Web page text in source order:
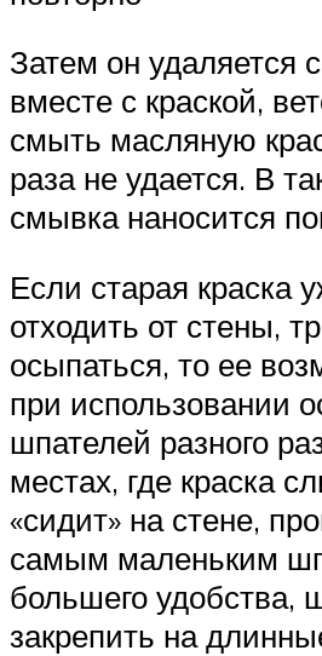
Затем он удаляется
вместе с краской,
смыть масляную
раза не удается. В
смывка наносится
Если старая краска
отходить от стены,
осыпаться, то ее
при использовании
шпателей разного
местах, где краска
«сидит» на стене,
самым маленьким
большего удобства,
закрепить на